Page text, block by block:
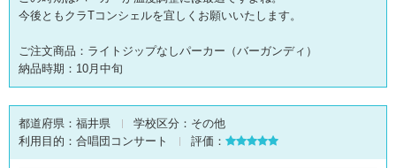
今後ともクラTコンシェルを宜しくお願いいたします。
ご注文商品：ライトジップなしパーカー（バーガンディ）
納品時期：10月中旬
都道府県： 福井県 学校区分： その他
利用目的： 合唱団コンサート 評価：